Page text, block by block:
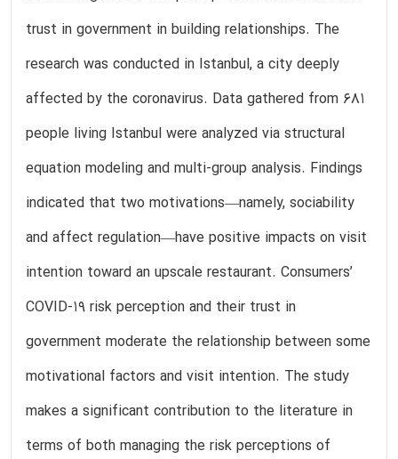
trust in government in building relationships. The
research was conducted in Istanbul, a city deeply
affected by the coronavirus. Data gathered from 681
people living Istanbul were analyzed via structural
equation modeling and multi-group analysis. Findings
indicated that two motivations—namely, sociability
and affect regulation—have positive impacts on visit
intention toward an upscale restaurant. Consumers’
COVID-19 risk perception and their trust in
government moderate the relationship between some
motivational factors and visit intention. The study
makes a significant contribution to the literature in
terms of both managing the risk perceptions of